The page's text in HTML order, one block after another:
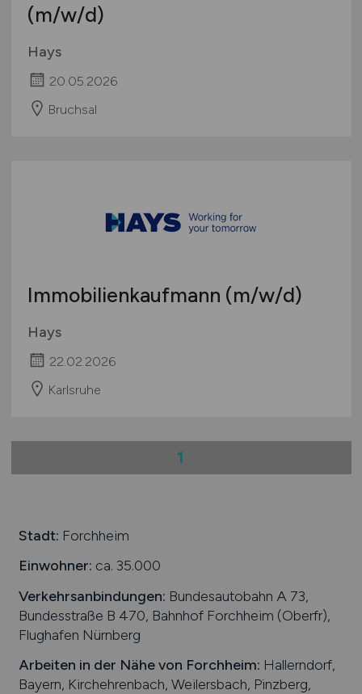
(m/w/d)
Hays
20.05.2026
Bruchsal
Immobilienkaufmann (m/w/d)
Hays
22.02.2026
Karlsruhe
1
Stadt: Forchheim
Einwohner: ca. 35.000
Verkehrsanbindungen: Bundesautobahn A 73,
Bundesstraße B 470, Bahnhof Forchheim (Oberfr),
Flughafen Nürnberg
Arbeiten in der Nähe von Forchheim: Hallerndorf,
Bayern, Kirchehrenbach, Weilersbach, Pinzberg,